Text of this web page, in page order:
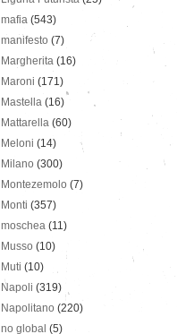
mafia (543)
manifesto (7)
Margherita (16)
Maroni (171)
Mastella (16)
Mattarella (60)
Meloni (14)
Milano (300)
Montezemolo (7)
Monti (357)
moschea (11)
Musso (10)
Muti (10)
Napoli (319)
Napolitano (220)
no global (5)